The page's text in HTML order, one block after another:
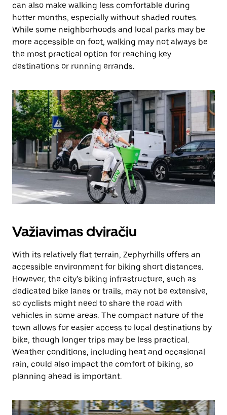
can also make walking less comfortable during
hotter months, especially without shaded routes.
While some neighborhoods and local parks may be
more accessible on foot, walking may not always be
the most practical option for reaching key
destinations or running errands.
Važiavimas dviračiu
With its relatively flat terrain, Zephyrhills offers an
accessible environment for biking short distances.
However, the city’s biking infrastructure, such as
dedicated bike lanes or trails, may not be extensive,
so cyclists might need to share the road with
vehicles in some areas. The compact nature of the
town allows for easier access to local destinations by
bike, though longer trips may be less practical.
Weather conditions, including heat and occasional
rain, could also impact the comfort of biking, so
planning ahead is important.